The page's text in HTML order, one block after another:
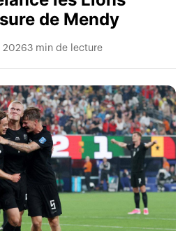
de Mendy
20263 min de lecture